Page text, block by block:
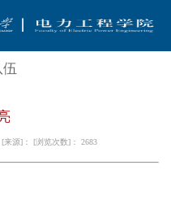
来源]： [浏览次数]： 2683